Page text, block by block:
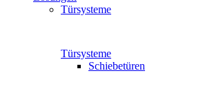
Türsysteme
Türsysteme
Schiebetüren